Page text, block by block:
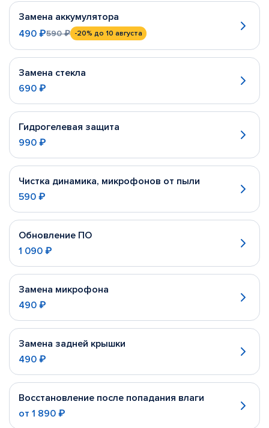
Замена аккумулятора
490 ₽590 ₽ -20% до 10 августа
Замена стекла
690 ₽
Гидрогелевая защита
990 ₽
Чистка динамика, микрофонов от пыли
590 ₽
Обновление ПО
1 090 ₽
Замена микрофона
490 ₽
Замена задней крышки
490 ₽
Восстановление после попадания влаги
от 1 890 ₽